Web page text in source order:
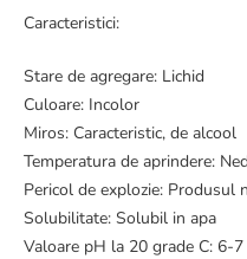
Caracteristici:
Stare de agregare: Lichid
Culoare: Incolor
Miros: Caracteristic, de alcool
Temperatura de aprindere:
Pericol de explozie: Produsul
Solubilitate: Solubil in apa
Valoare pH la 20 grade C: 6-7